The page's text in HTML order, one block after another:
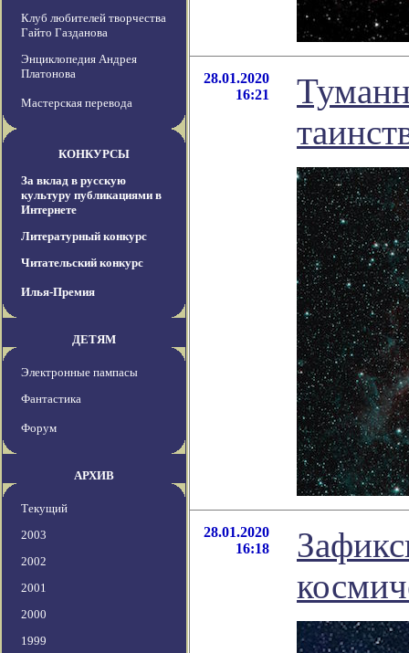
Клуб любителей творчества
Гайто Газданова
Энциклопедия Андрея
Платонова
Мастерская перевода
КОНКУРСЫ
За вклад в русскую
культуру публикациями в
Интернете
Литературный конкурс
Читательский конкурс
Илья-Премия
ДЕТЯМ
Электронные пампасы
Фантастика
Форум
АРХИВ
Текущий
2003
2002
2001
2000
1999
28.01.2020
16:21
28.01.2020
16:18